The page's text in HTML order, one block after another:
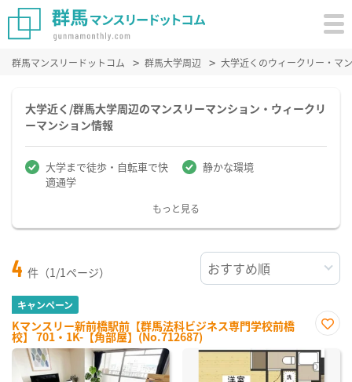
群馬マンスリードットコム 群馬大学周辺 大学近くのウィークリー・マ
大学近く/群馬大学周辺のマンスリーマンション・ウィークリ
ーマンション情報
大学まで徒歩・自転車で快
適通学
静かな環境
もっと見る
4 件（1/1ページ）
キャンペーン
Kマンスリー新前橋駅前【群馬法科ビジネス専門学校前橋
校】 701・1K-【角部屋】(No.712687)
に入
り登
録